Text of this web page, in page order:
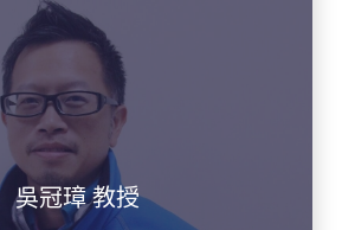
吳冠璋 教授